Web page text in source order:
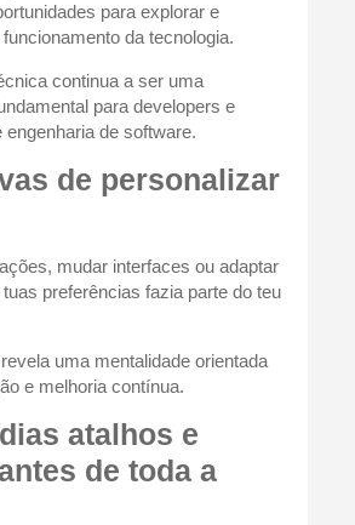
para explorar e
da tecnologia.
continua a ser uma
para developers e
engenharia de software.
de personalizar
mudar interfaces ou adaptar
preferências fazia parte do teu
uma mentalidade orientada
e melhoria contínua.
atalhos e
de toda a